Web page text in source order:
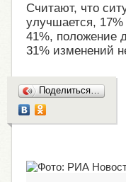
Считают, что
улучшается,
41%, положение
31% изменений
Поделиться…